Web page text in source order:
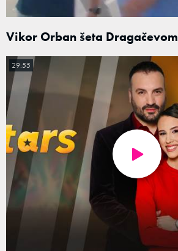
Vikor Orban šeta Dragačevom
29:55